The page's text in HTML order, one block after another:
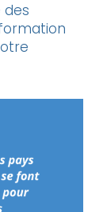
des